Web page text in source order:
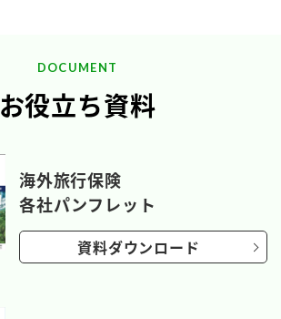
DOCUMENT
お役立ち資料
海外旅行保険
各社パンフレット
資料ダウンロード